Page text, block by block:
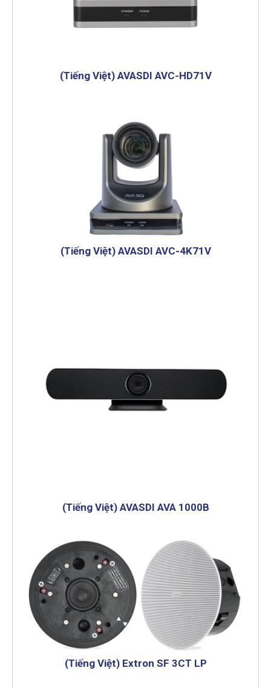
(Tiếng Việt) AVASDI AVC-HD71V
(Tiếng Việt) AVASDI AVC-4K71V
(Tiếng Việt) AVASDI AVA 1000B
(Tiếng Việt) Extron SF 3CT LP